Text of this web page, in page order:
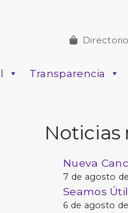
Transparencia
Noticias
Nueva
7 de agosto
Seamos
6 de agosto